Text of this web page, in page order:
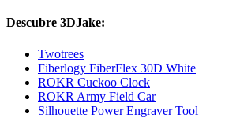
Descubre 3DJake:
Twotrees
Fiberlogy FiberFlex 30D White
ROKR Cuckoo Clock
ROKR Army Field Car
Silhouette Power Engraver Tool